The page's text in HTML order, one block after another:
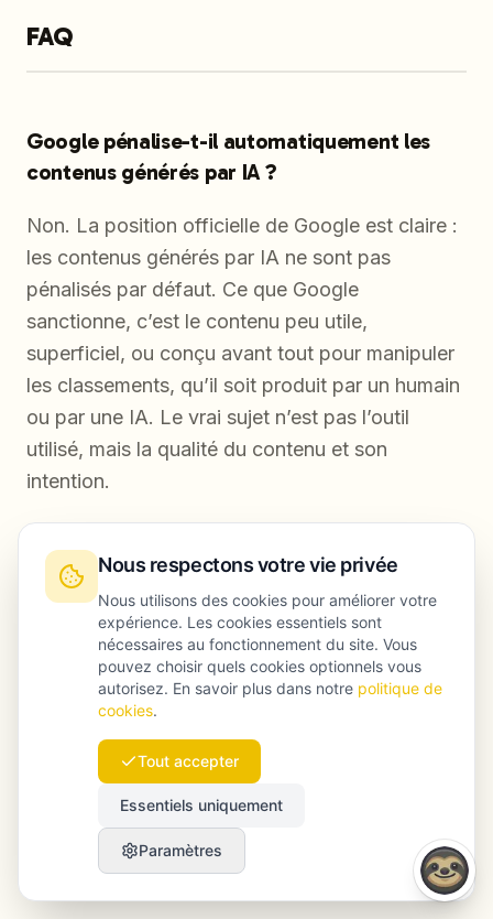
FAQ
Google pénalise-t-il automatiquement les
contenus générés par IA ?
Non. La position officielle de Google est claire :
les contenus générés par IA ne sont pas
pénalisés par défaut. Ce que Google
sanctionne, c’est le contenu peu utile,
superficiel, ou conçu avant tout pour manipuler
les classements, qu’il soit produit par un humain
ou par une IA. Le vrai sujet n’est pas l’outil
utilisé, mais la qualité du contenu et son
intention.
What actually triggers penalties: real patterns from
Nous respectons votre vie privée
Nous utilisons des cookies pour améliorer votre
expérience. Les cookies essentiels sont
nécessaires au fonctionnement du site. Vous
pouvez choisir quels cookies optionnels vous
autorisez. En savoir plus dans notre politique de
cookies.
Tout accepter
Essentiels uniquement
Paramètres